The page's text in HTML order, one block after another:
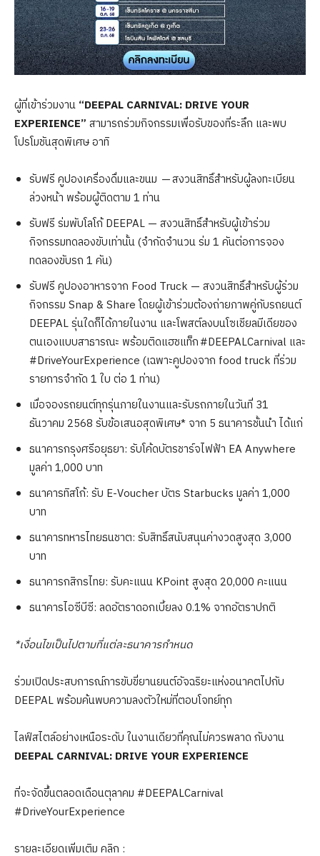
ผู้ที่เข้าร่วมงาน “DEEPAL CARNIVAL: DRIVE YOUR
EXPERIENCE” สามารถร่วมกิจกรรมเพื่อรับของที่ระลึก และพบ
โปรโมชันสุดพิเศษ อาทิ
รับฟรี คูปองเครื่องดื่มและขนม — สงวนสิทธิ์สำหรับผู้ลงทะเบียน
ล่วงหน้า พร้อมผู้ติดตาม 1 ท่าน
รับฟรี ร่มพับโลโก้ DEEPAL — สงวนสิทธิ์สำหรับผู้เข้าร่วม
กิจกรรมทดลองขับเท่านั้น (จำกัดจำนวน ร่ม 1 คันต่อการจอง
ทดลองขับรถ 1 คัน)
รับฟรี คูปองอาหารจาก Food Truck — สงวนสิทธิ์สำหรับผู้ร่วม
กิจกรรม Snap & Share โดยผู้เข้าร่วมต้องถ่ายภาพคู่กับรถยนต์
DEEPAL รุ่นใดก็ได้ภายในงาน และโพสต์ลงบนโซเชียลมีเดียของ
ตนเองแบบสาธารณะ พร้อมติดแฮชแท็ก #DEEPALCarnival และ
#DriveYourExperience (เฉพาะคูปองจาก food truck ที่ร่วม
รายการจำกัด 1 ใบ ต่อ 1 ท่าน)
เมื่อจองรถยนต์ทุกรุ่นภายในงานและรับรถภายในวันที่ 31
ธันวาคม 2568 รับข้อเสนอสุดพิเศษ* จาก 5 ธนาคารชั้นนำ ได้แก่
ธนาคารกรุงศรีอยุธยา: รับโค้ดบัตรชาร์จไฟฟ้า EA Anywhere
มูลค่า 1,000 บาท
ธนาคารทิสโก้: รับ E-Voucher บัตร Starbucks มูลค่า 1,000
บาท
ธนาคารทหารไทยธนชาต: รับสิทธิ์สนับสนุนค่างวดสูงสุด 3,000
บาท
ธนาคารกสิกรไทย: รับคะแนน KPoint สูงสุด 20,000 คะแนน
ธนาคารไอซีบีซี: ลดอัตราดอกเบี้ยลง 0.1% จากอัตราปกติ
*เงื่อนไขเป็นไปตามที่แต่ละธนาคารกำหนด
ร่วมเปิดประสบการณ์การขับขี่ยานยนต์อัจฉริยะแห่งอนาคตไปกับ
DEEPAL พร้อมค้นพบความลงตัวใหม่ที่ตอบโจทย์ทุก
ไลฟ์สไตล์อย่างเหนือระดับ ในงานเดียวที่คุณไม่ควรพลาด กับงาน
DEEPAL CARNIVAL: DRIVE YOUR EXPERIENCE
ที่จะจัดขึ้นตลอดเดือนตุลาคม #DEEPALCarnival
#DriveYourExperience
รายละเอียดเพิ่มเติม คลิก :